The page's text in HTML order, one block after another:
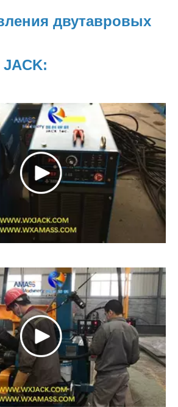
двутавровых